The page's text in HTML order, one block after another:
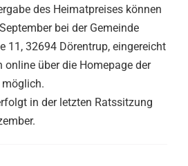
des Heimatpreises können
bei der Gemeinde
11, 32694 Dörentrup, eingereicht
online über die Homepage der
möglich.
in der letzten Ratssitzung